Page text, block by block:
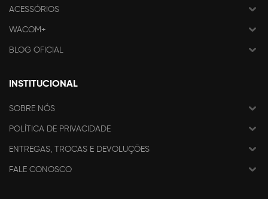
ACESSÓRIOS
WACOM+
BLOG OFICIAL
INSTITUCIONAL
SOBRE NÓS
POLÍTICA DE PRIVACIDADE
ENTREGAS, TROCAS E DEVOLUÇÕES
FALE CONOSCO